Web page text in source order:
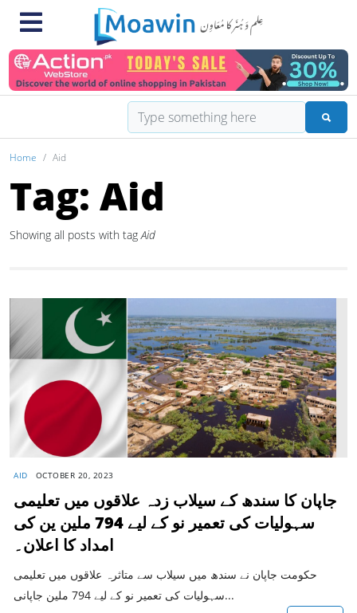
Home Aid
Tag: Aid
Showing all posts with tagAid
AID OCTOBER 20, 2023
جاپان کا سندھ کے سیلاب زدہ علاقوں میں تعلیمی
سہولیات کی تعمیر نو کے لیے 794 ملین ین کی
امداد کا اعلان۔
حکومت جاپان نے سندھ میں سیلاب سے متاثرہ علاقوں میں تعلیمی
سہولیات کی تعمیر نو کے لیے 794 ملین جاپانی...